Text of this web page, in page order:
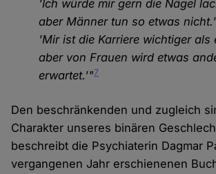
'Ich würde mir gern die Nägel
aber Männer tun so etwas nicht.'
'Mir ist die Karriere wichtiger als
aber von Frauen wird etwas
erwartet.'"7
Den beschränkenden und zugleich
Charakter unseres binären
beschreibt die Psychiaterin Dagmar
vergangenen Jahr erschienenen